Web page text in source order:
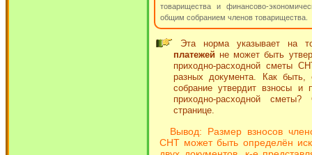
товарищества и финансово-
общим собранием членов товарищества.
Эта норма указывает на
платежей не может быть
приходно-расходной сметы
разных документа. Как быть,
собрание утвердит взносы
приходно-расходной
странице.
Вывод: Размер взносов
СНТ может быть определён